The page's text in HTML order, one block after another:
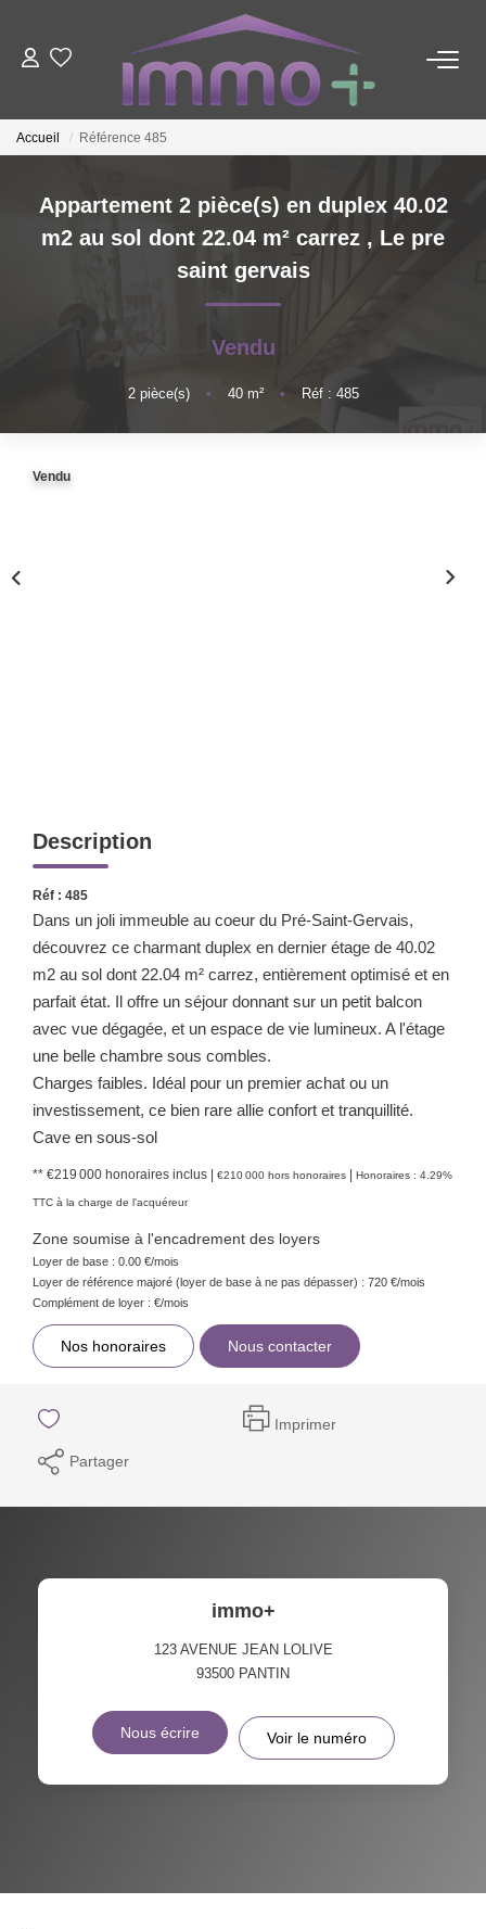
ACHETER
FAIRE GÉRER
ESTIMER
Accueil Référence 485
Appartement 2 pièce(s) en duplex 40.02
m2 au sol dont 22.04 m² carrez , Le pre
saint gervais
Vendu
2pièce(s) • 40m² • Réf : 485
Vendu
Description
Réf : 485
Dans un joli immeuble au coeur du Pré-Saint-Gervais,
découvrez ce charmant duplex en dernier étage de 40.02
m2 au sol dont 22.04 m² carrez, entièrement optimisé et en
parfait état. Il offre un séjour donnant sur un petit balcon
avec vue dégagée, et un espace de vie lumineux. A l'étage
une belle chambre sous combles.
Charges faibles. Idéal pour un premier achat ou un
investissement, ce bien rare allie confort et tranquillité.
Cave en sous-sol
** €219 000 honoraires inclus | €210 000 hors honoraires | Honoraires : 4.29%
TTC à la charge de l'acquéreur
Zone soumise à l'encadrement des loyers
Loyer de base : 0.00 €/mois
Loyer de référence majoré (loyer de base à ne pas dépasser) : 720 €/mois
Complément de loyer : €/mois
Nos honoraires Nous contacter
Imprimer
Partager
immo+
123 AVENUE JEAN LOLIVE
93500 PANTIN
Nous écrire Voir le numéro